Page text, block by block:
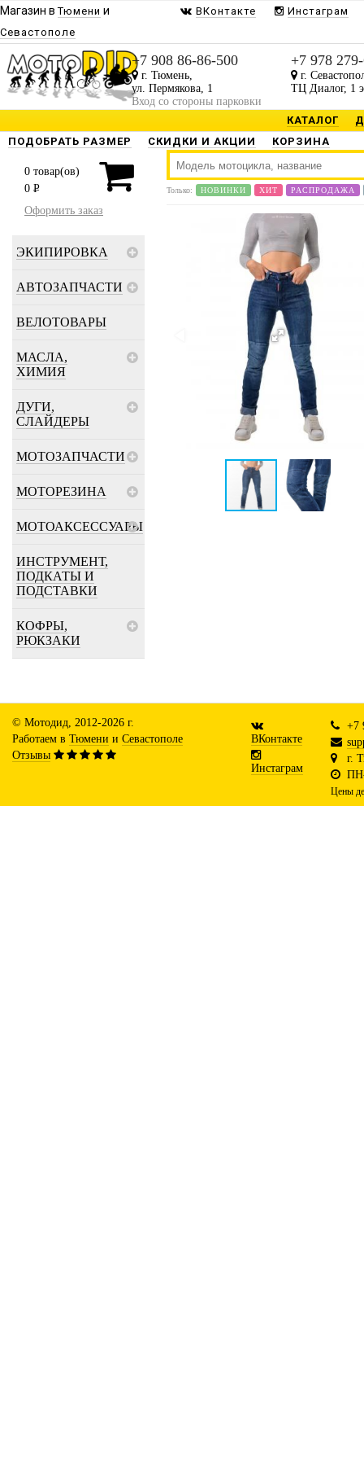
Магазин вТюмени и
Севастополе
ВКонтакте Инстаграм
+7 908 86-86-500
г. Тюмень,
ул. Пермякова, 1
Вход со стороны парковки
+7 978
г.
ТЦ Диалог, 1
КАТАЛОГ
ПОДОБРАТЬ РАЗМЕР
СКИДКИ И АКЦИИ КОРЗИНА
0 товар(ов)
0 P
Оформить заказ
ЭКИПИРОВКА
АВТОЗАПЧАСТИ
ВЕЛОТОВАРЫ
МАСЛА,
ХИМИЯ
ДУГИ,
СЛАЙДЕРЫ
МОТОЗАПЧАСТИ
МОТОРЕЗИНА
МОТОАКСЕССУАРЫ
ИНСТРУМЕНТ,
ПОДКАТЫ И
ПОДСТАВКИ
КОФРЫ,
РЮКЗАКИ
Только: НОВИНКИ ХИТ РАСПРОДАЖА
© Мотодид, 2012-2026 г.
Работаем в Тюмени и Севастополе
Отзывы
ВКонтакте
Инстаграм
+7
г.
Цены